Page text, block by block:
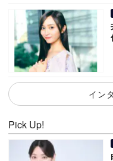
イン
Pick Up!